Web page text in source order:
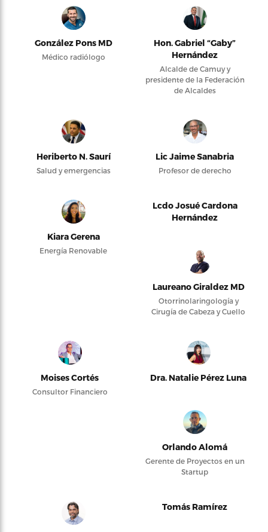
González Pons MD
Médico radiólogo
Hon. Gabriel “Gaby”
Hernández
Alcalde de Camuy y
presidente de la Federación
de Alcaldes
Heriberto N. Saurí
Salud y emergencias
Lic Jaime Sanabria
Profesor de derecho
Kiara Gerena
Energía Renovable
Lcdo Josué Cardona
Hernández
Laureano Giraldez MD
Otorrinolaringología y
Cirugía de Cabeza y Cuello
Moises Cortés
Consultor Financiero
Dra. Natalie Pérez Luna
Orlando Alomá
Gerente de Proyectos en un
Startup
Tomás Ramírez